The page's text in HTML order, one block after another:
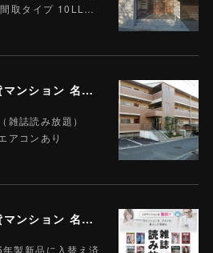
取タイプ 10LL…
【契約済】2DK RC賃貸マンション 名張市栄町 205号 Wi-Fiインターネット無料 M-11 ハートランド栄町 雑誌読み放題付
雑誌読み放題）
アコンあり
【契約済】2DK RC賃貸マンション 名張市栄町 105号 Wi-Fiインターネット無料 ハートランド栄町 M-1
製新品に入替え済